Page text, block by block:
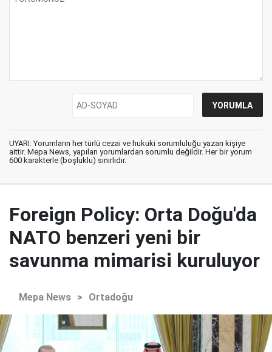
UYARI: Yorumların her türlü cezai ve hukuki sorumluluğu yazan kişiye
aittir. Mepa News, yapılan yorumlardan sorumlu değildir. Her bir yorum
600 karakterle (boşluklu) sınırlıdır.
Foreign Policy: Orta Doğu'da
NATO benzeri yeni bir
savunma mimarisi kuruluyor
Mepa News > Ortadoğu